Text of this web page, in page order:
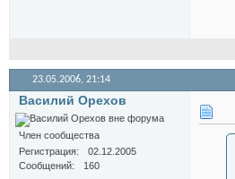
23.05.2006, 21:14
Василий Орехов
Член сообщества
Регистрация
02.12.2005
Сообщений
160